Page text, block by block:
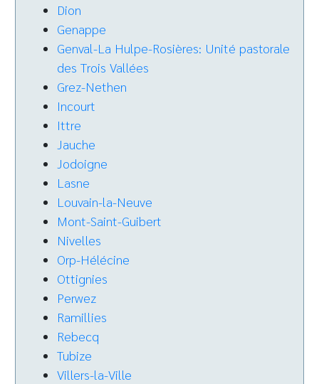
Dion
Genappe
Genval-La Hulpe-Rosières: Unité pastorale
des Trois Vallées
Grez-Nethen
Incourt
Ittre
Jauche
Jodoigne
Lasne
Louvain-la-Neuve
Mont-Saint-Guibert
Nivelles
Orp-Hélécine
Ottignies
Perwez
Ramillies
Rebecq
Tubize
Villers-la-Ville